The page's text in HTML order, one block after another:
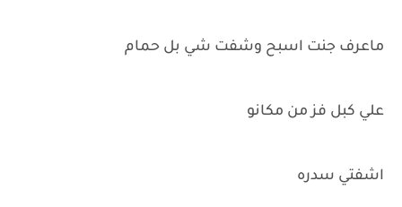
ماعرف جنت اسبح وشفت شي بل حمام
علي كبل فز من مكانو
اشفتي سدره